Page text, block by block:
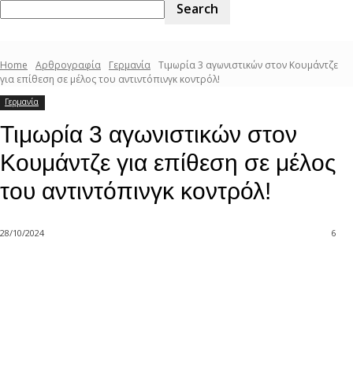
Home Αρθρογραφία Γερμανία Τιμωρία 3 αγωνιστικών στον Κουμάντζε
για επίθεση σε μέλος του αντιντόπινγκ κοντρόλ!
Γερμανία
Τιμωρία 3 αγωνιστικών στον
Κουμάντζε για επίθεση σε μέλος
του αντιντόπινγκ κοντρόλ!
28/10/2024 6